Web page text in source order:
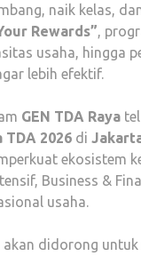
naik kelas,
Rewards”,
usaha, hingga
lebih efektif.
GEN TDA Raya
TDA 2026 di
ekosistem
Business &
usaha.
akan didorong